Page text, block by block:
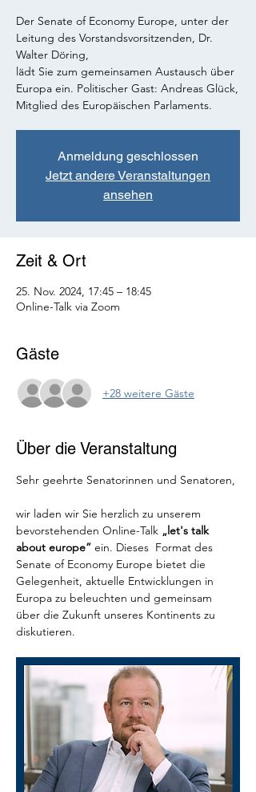
Der Senate of Economy Europe, unter der
Leitung des Vorstandsvorsitzenden, Dr.
Walter Döring,
lädt Sie zum gemeinsamen Austausch über
Europa ein. Politischer Gast: Andreas Glück,
Mitglied des Europäischen Parlaments.
Anmeldung geschlossen
Jetzt andere Veranstaltungen
ansehen
Zeit & Ort
25. Nov. 2024, 17:45 – 18:45
Online-Talk via Zoom
Gäste
+28 weitere Gäste
Über die Veranstaltung
Sehr geehrte Senatorinnen und Senatoren,
wir laden wir Sie herzlich zu unserem
bevorstehenden Online-Talk „let's talk
about europe” ein. Dieses  Format des
Senate of Economy Europe bietet die
Gelegenheit, aktuelle Entwicklungen in
Europa zu beleuchten und gemeinsam
über die Zukunft unseres Kontinents zu
diskutieren.